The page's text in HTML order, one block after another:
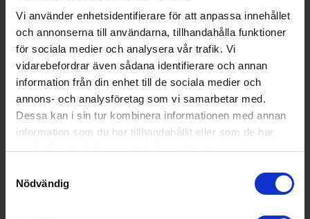
Vi använder enhetsidentifierare för att anpassa innehållet
och annonserna till användarna, tillhandahålla funktioner
för sociala medier och analysera vår trafik. Vi
vidarebefordrar även sådana identifierare och annan
information från din enhet till de sociala medier och
annons- och analysföretag som vi samarbetar med.
Dessa kan i sin tur kombinera informationen med annan
information som du har tillhandahållit eller som de har
samlat in när du har använt deras tjänster.
Nödvändig
37%
Ugn och häll
ElectroluxUgn med stektermometer &
A+ 12 490:-